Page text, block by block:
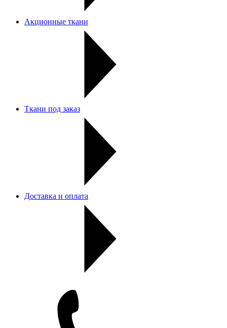
Акционные ткани
Ткани под заказ
Доставка и оплата